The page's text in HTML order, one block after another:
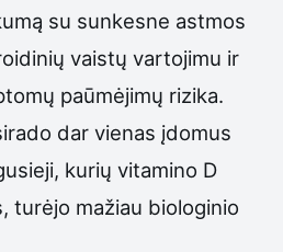
su sunkesne astmos
vaistų vartojimu ir
paūmėjimų rizika.
dar vienas įdomus
kurių vitamino D
turėjo mažiau biologinio